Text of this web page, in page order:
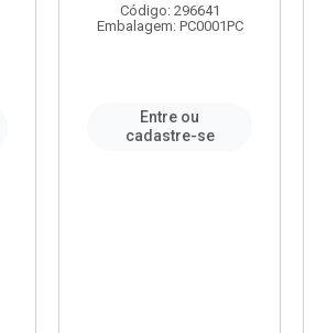
Código: 296641
Embalagem: PC0001PC
Entre ou
cadastre-se